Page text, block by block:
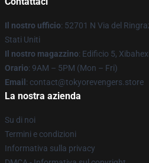
Il nostro ufficio: 52701 N Via del
Stati Uniti
Il nostro magazzino: Edificio 5,
Orario: 9AM – 5PM (Mon – Fri)
Email : contact@tokyorevengers.store
La nostra azienda
Su di noi
Termini e condizioni
Informativa sulla privacy